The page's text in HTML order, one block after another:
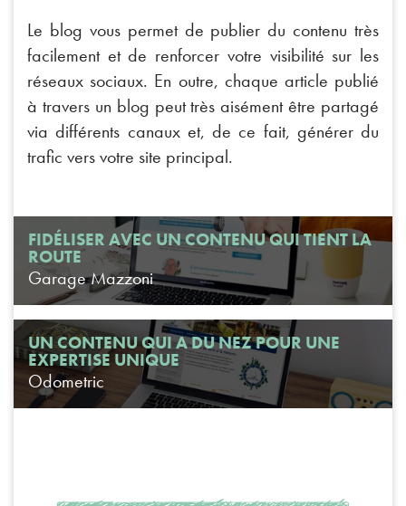
Le blog vous permet de publier du contenu très
facilement et de renforcer votre visibilité sur les
réseaux sociaux. En outre, chaque article publié
à travers un blog peut très aisément être partagé
via différents canaux et, de ce fait, générer du
trafic vers votre site principal.
FIDÉLISER AVEC UN CONTENU QUI TIENT LA
ROUTE
Garage Mazzoni
UN CONTENU QUI A DU NEZ POUR UNE
EXPERTISE UNIQUE
Odometric